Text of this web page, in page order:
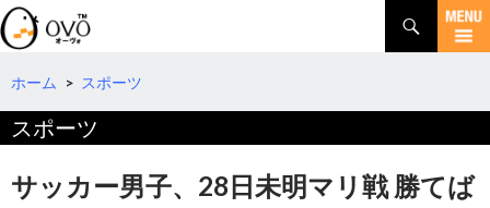
検
索
コ
テ
へ
ホーム > スポーツ
スポーツ
サッカー男子、28日未明マリ戦 勝てば